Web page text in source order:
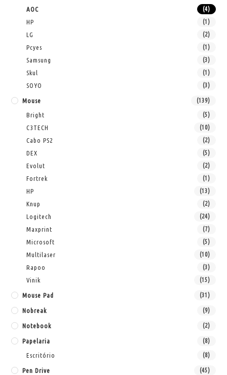
AOC (4)
HP (1)
LG (2)
Pcyes (1)
Samsung (3)
Skul (1)
SOYO (3)
Mouse (139)
Bright (5)
C3TECH (10)
Cabo PS2 (2)
DEX (5)
Evolut (2)
Fortrek (1)
HP (13)
Knup (2)
Logitech (24)
Maxprint (7)
Microsoft (5)
Multilaser (10)
Rapoo (3)
Vinik (15)
Mouse Pad (31)
Nobreak (9)
Notebook (2)
Papelaria (8)
Escritório (8)
Pen Drive (45)